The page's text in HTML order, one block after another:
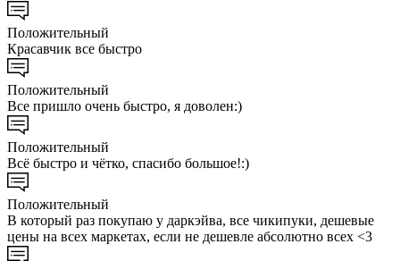
Положительный
Красавчик все быстро
Положительный
Все пришло очень быстро, я доволен:)
Положительный
Всё быстро и чётко, спасибо большое!:)
Положительный
В который раз покупаю у даркэйва, все чикипуки, дешевые
цены на всех маркетах, если не дешевле абсолютно всех <3